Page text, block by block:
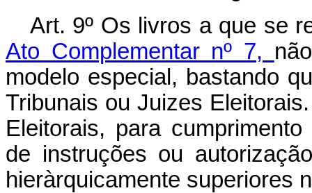
Art. 9º Os livros a que se
Ato Complementar nº 7,
modelo especial, bastando
Tribunais ou Juizes
Eleitorais, para
de instruções ou
hieràrquicamente superiores